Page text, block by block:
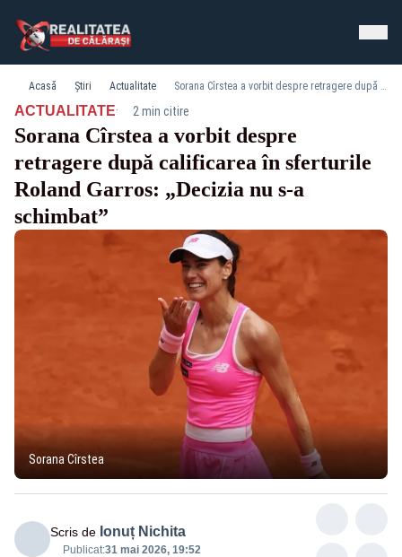
Acasă Știri Actualitate Sorana Cîrstea a vorbit despre retragere după calificarea în sferturile Roland Garros: „Decizia nu s-a schimbat”
ACTUALITATE· 2 min citire
Sorana Cîrstea a vorbit despre
retragere după calificarea în sferturile
Roland Garros: „Decizia nu s-a
schimbat”
Sorana Cîrstea
Scris de Ionuț Nichita
Publicat:31 mai 2026, 19:52